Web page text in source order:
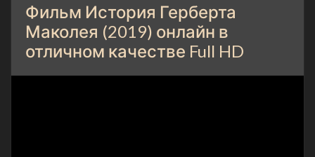
Фильм История Герберта
Маколея (2019) онлайн в
отличном качестве Full HD